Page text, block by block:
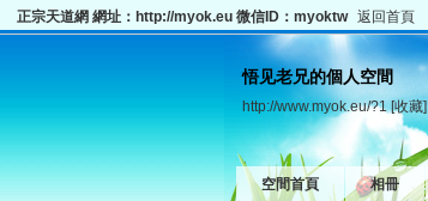
正宗天道網 網址：http://myok.eu 微信ID：myoktw 返回首頁
悟见老兄的個人空間
http://www.myok.eu/?1 [收藏]
空間首頁 相冊